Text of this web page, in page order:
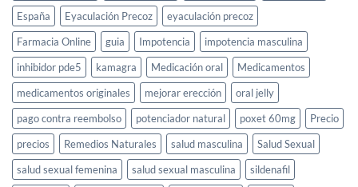
España
Eyaculación Precoz
eyaculación precoz
Farmacia Online
guia Impotencia
impotencia masculina
inhibidor pde5
kamagra Medicación oral
Medicamentos
medicamentos originales
mejorar erección
oral jelly
pago contra reembolso
potenciador natural poxet 60mg
Precio
precios
Remedios Naturales salud masculina
Salud Sexual
salud sexual femenina
salud sexual masculina
sildenafil